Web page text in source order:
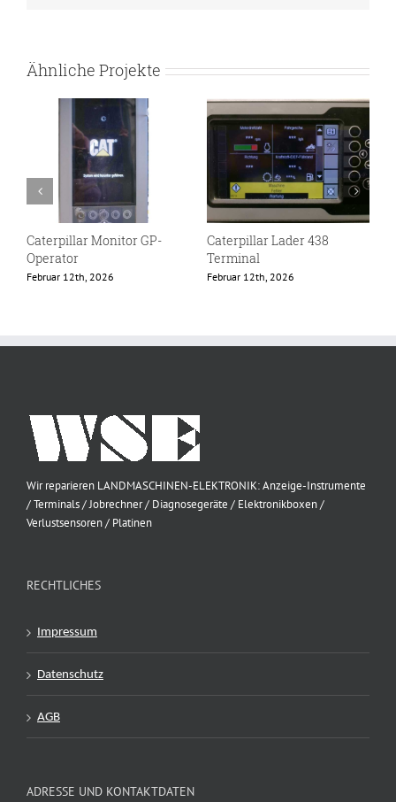
Ähnliche Projekte
Caterpillar Monitor GP-
Operator
Februar 12th, 2026
Caterpillar Lader 438
Terminal
Februar 12th, 2026
Wir reparieren LANDMASCHINEN-ELEKTRONIK: Anzeige-Instrumente
/ Terminals / Jobrechner / Diagnosegeräte / Elektronikboxen /
Verlustsensoren / Platinen
RECHTLICHES
Impressum
Datenschutz
AGB
ADRESSE UND KONTAKTDATEN